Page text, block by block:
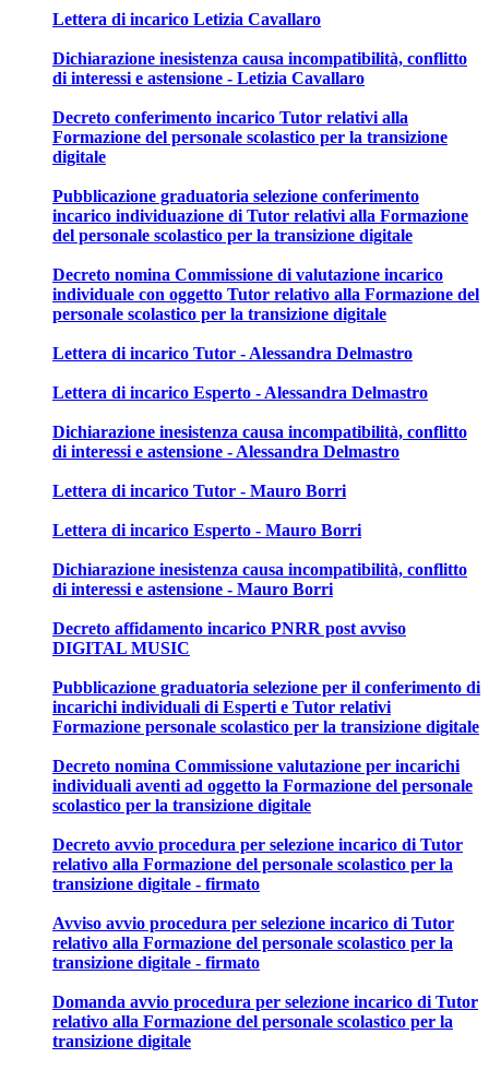
Lettera di incarico Letizia Cavallaro
Dichiarazione inesistenza causa incompatibilità, conflitto
di interessi e astensione - Letizia Cavallaro
Decreto conferimento incarico Tutor relativi alla
Formazione del personale scolastico per la transizione
digitale
Pubblicazione graduatoria selezione conferimento
incarico individuazione di Tutor relativi alla Formazione
del personale scolastico per la transizione digitale
Decreto nomina Commissione di valutazione incarico
individuale con oggetto Tutor relativo alla Formazione del
personale scolastico per la transizione digitale
Lettera di incarico Tutor - Alessandra Delmastro
Lettera di incarico Esperto - Alessandra Delmastro
Dichiarazione inesistenza causa incompatibilità, conflitto
di interessi e astensione - Alessandra Delmastro
Lettera di incarico Tutor - Mauro Borri
Lettera di incarico Esperto - Mauro Borri
Dichiarazione inesistenza causa incompatibilità, conflitto
di interessi e astensione - Mauro Borri
Decreto affidamento incarico PNRR post avviso
DIGITAL MUSIC
Pubblicazione graduatoria selezione per il conferimento di
incarichi individuali di Esperti e Tutor relativi
Formazione personale scolastico per la transizione digitale
Decreto nomina Commissione valutazione per incarichi
individuali aventi ad oggetto la Formazione del personale
scolastico per la transizione digitale
Decreto avvio procedura per selezione incarico di Tutor
relativo alla Formazione del personale scolastico per la
transizione digitale - firmato
Avviso avvio procedura per selezione incarico di Tutor
relativo alla Formazione del personale scolastico per la
transizione digitale - firmato
Domanda avvio procedura per selezione incarico di Tutor
relativo alla Formazione del personale scolastico per la
transizione digitale